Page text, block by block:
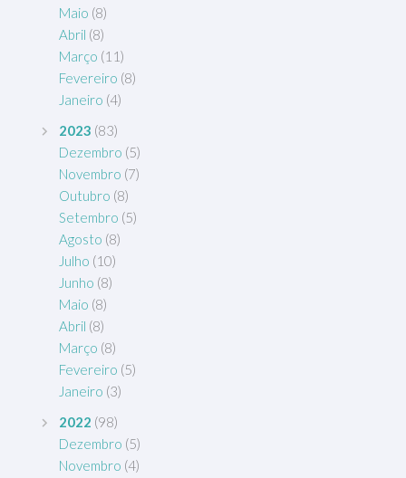
Maio (8)
Abril (8)
Março (11)
Fevereiro (8)
Janeiro (4)
2023 (83)
Dezembro (5)
Novembro (7)
Outubro (8)
Setembro (5)
Agosto (8)
Julho (10)
Junho (8)
Maio (8)
Abril (8)
Março (8)
Fevereiro (5)
Janeiro (3)
2022 (98)
Dezembro (5)
Novembro (4)